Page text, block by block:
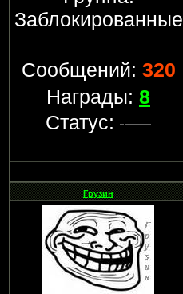
Заблокированные
Сообщений: 320
Награды: 8
Статус:
Грузин